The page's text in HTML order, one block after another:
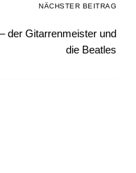
NÄCHSTER BEITRAG
der Gitarrenmeister und
die Beatles